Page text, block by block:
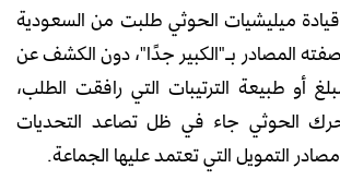
ميليشيات الحوثي طلبت من السعودية
المصادر بـ"الكبير جدًا"، دون الكشف عن
أو طبيعة الترتيبات التي رافقت الطلب،
الحوثي جاء في ظل تصاعد التحديات
التمويل التي تعتمد عليها الجماعة.